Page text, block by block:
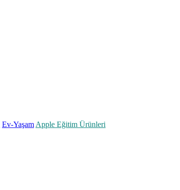
Ev-Yaşam Apple Eğitim Ürünleri